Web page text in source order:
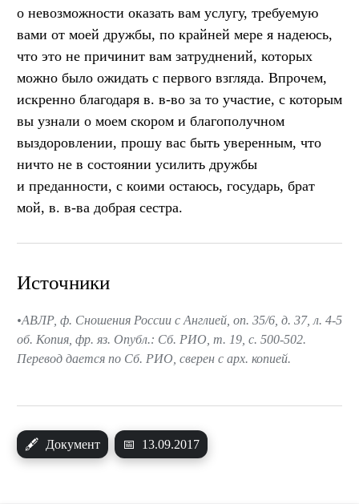
о невозможности оказать вам услугу, требуемую
вами от моей дружбы, по крайней мере я надеюсь,
что это не причинит вам затруднений, которых
можно было ожидать с первого взгляда. Впрочем,
искренно благодаря в. в-во за то участие, с которым
вы узнали о моем скором и благополучном
выздоровлении, прошу вас быть уверенным, что
ничто не в состоянии усилить дружбы
и преданности, с коими остаюсь, государь, брат
мой, в. в-ва добрая сестра.
🖋 Документ 📅 13.09.2017
Источники
АВЛР, ф. Сношения России с Англией, on. 35/6, д. 37, л. 4-5
об. Копия, фр. яз. Опубл.: Сб. РИО, т. 19, с. 500-502.
Перевод дается по Сб. РИО, сверен с арх. копией.